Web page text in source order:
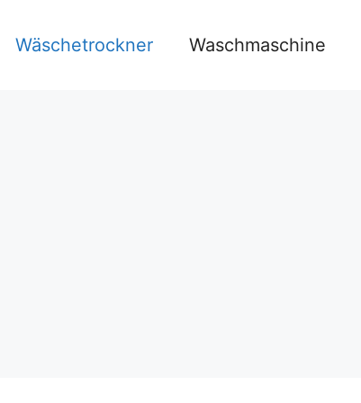
Wäschetrockner Waschmaschine